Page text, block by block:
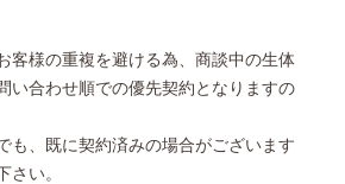
客様の重複を避ける為、商談中の生体
い合わせ順での優先契約となりますの
も、既に契約済みの場合がございます
さい。